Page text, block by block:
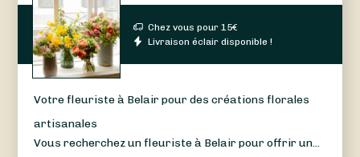
Chez vous pour15€
Livraison éclair disponible !
Votre fleuriste à Belair pour des créations florales
artisanales
Vous recherchez un fleuriste à Belair pour offrir un...